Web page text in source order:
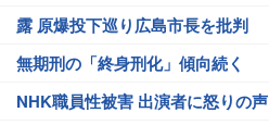
露 原爆投下巡り広島市長を批判
無期刑の「終身刑化」傾向続く
NHK職員性被害 出演者に怒りの声